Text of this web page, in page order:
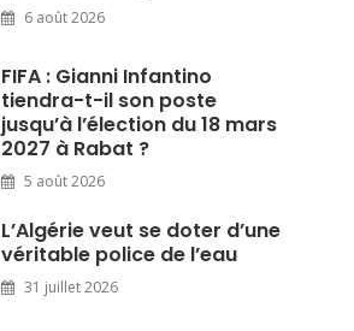
6 août 2026
FIFA : Gianni Infantino
tiendra-t-il son poste
jusqu’à l’élection du 18 mars
2027 à Rabat ?
5 août 2026
L’Algérie veut se doter d’une
véritable police de l’eau
31 juillet 2026